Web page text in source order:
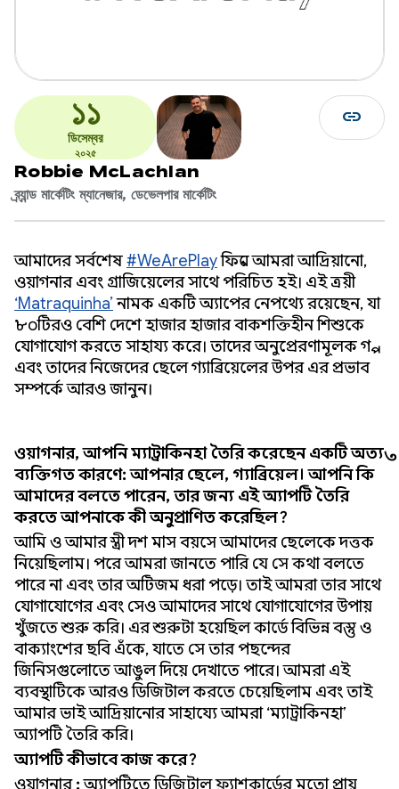
১১
ডিসেম্বর
২০২৫
Robbie McLachlan
ব্র্যান্ড মার্কেটিং ম্যানেজার, ডেভেলপার মার্কেটিং
link
আমাদের সর্বশেষ#WeArePlayফিল্মে আমরা আদ্রিয়ানো,
ওয়াগনার এবং গ্রাজিয়েলের সাথে পরিচিত হই। এই ত্রয়ী
‘Matraquinha’নামক একটি অ্যাপের নেপথ্যে রয়েছেন, যা
৮০টিরও বেশি দেশে হাজার হাজার বাকশক্তিহীন শিশুকে
যোগাযোগ করতে সাহায্য করে। তাদের অনুপ্রেরণামূলক গল্প
এবং তাদের নিজেদের ছেলে গ্যাব্রিয়েলের উপর এর প্রভাব
সম্পর্কে আরও জানুন।
ওয়াগনার, আপনি ম্যাট্রাকিনহা তৈরি করেছেন একটি অত্যন্ত
ব্যক্তিগত কারণে: আপনার ছেলে, গ্যাব্রিয়েল। আপনি কি
আমাদের বলতে পারেন, তার জন্য এই অ্যাপটি তৈরি
করতে আপনাকে কী অনুপ্রাণিত করেছিল?
আমি ও আমার স্ত্রী দশ মাস বয়সে আমাদের ছেলেকে দত্তক
নিয়েছিলাম। পরে আমরা জানতে পারি যে সে কথা বলতে
পারে না এবং তার অটিজম ধরা পড়ে। তাই আমরা তার সাথে
যোগাযোগের এবং সেও আমাদের সাথে যোগাযোগের উপায়
খুঁজতে শুরু করি। এর শুরুটা হয়েছিল কার্ডে বিভিন্ন বস্তু ও
বাক্যাংশের ছবি এঁকে, যাতে সে তার পছন্দের
জিনিসগুলোতে আঙুল দিয়ে দেখাতে পারে। আমরা এই
ব্যবস্থাটিকে আরও ডিজিটাল করতে চেয়েছিলাম এবং তাই
আমার ভাই আদ্রিয়ানোর সাহায্যে আমরা ‘ম্যাট্রাকিনহা’
অ্যাপটি তৈরি করি।
অ্যাপটি কীভাবে কাজ করে?
ওয়াগনার:অ্যাপটিতে ডিজিটাল ফ্ল্যাশকার্ডের মতো প্রায়